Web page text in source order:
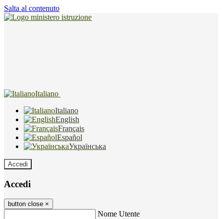
Salta al contenuto
Italiano
Italiano
English
Français
Español
Українська
Accedi
Accedi
button close ×
Nome Utente